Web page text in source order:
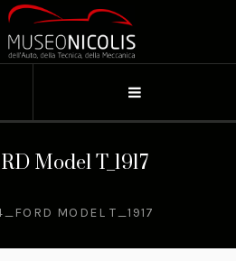
Model T_1917
MODEL T_1917